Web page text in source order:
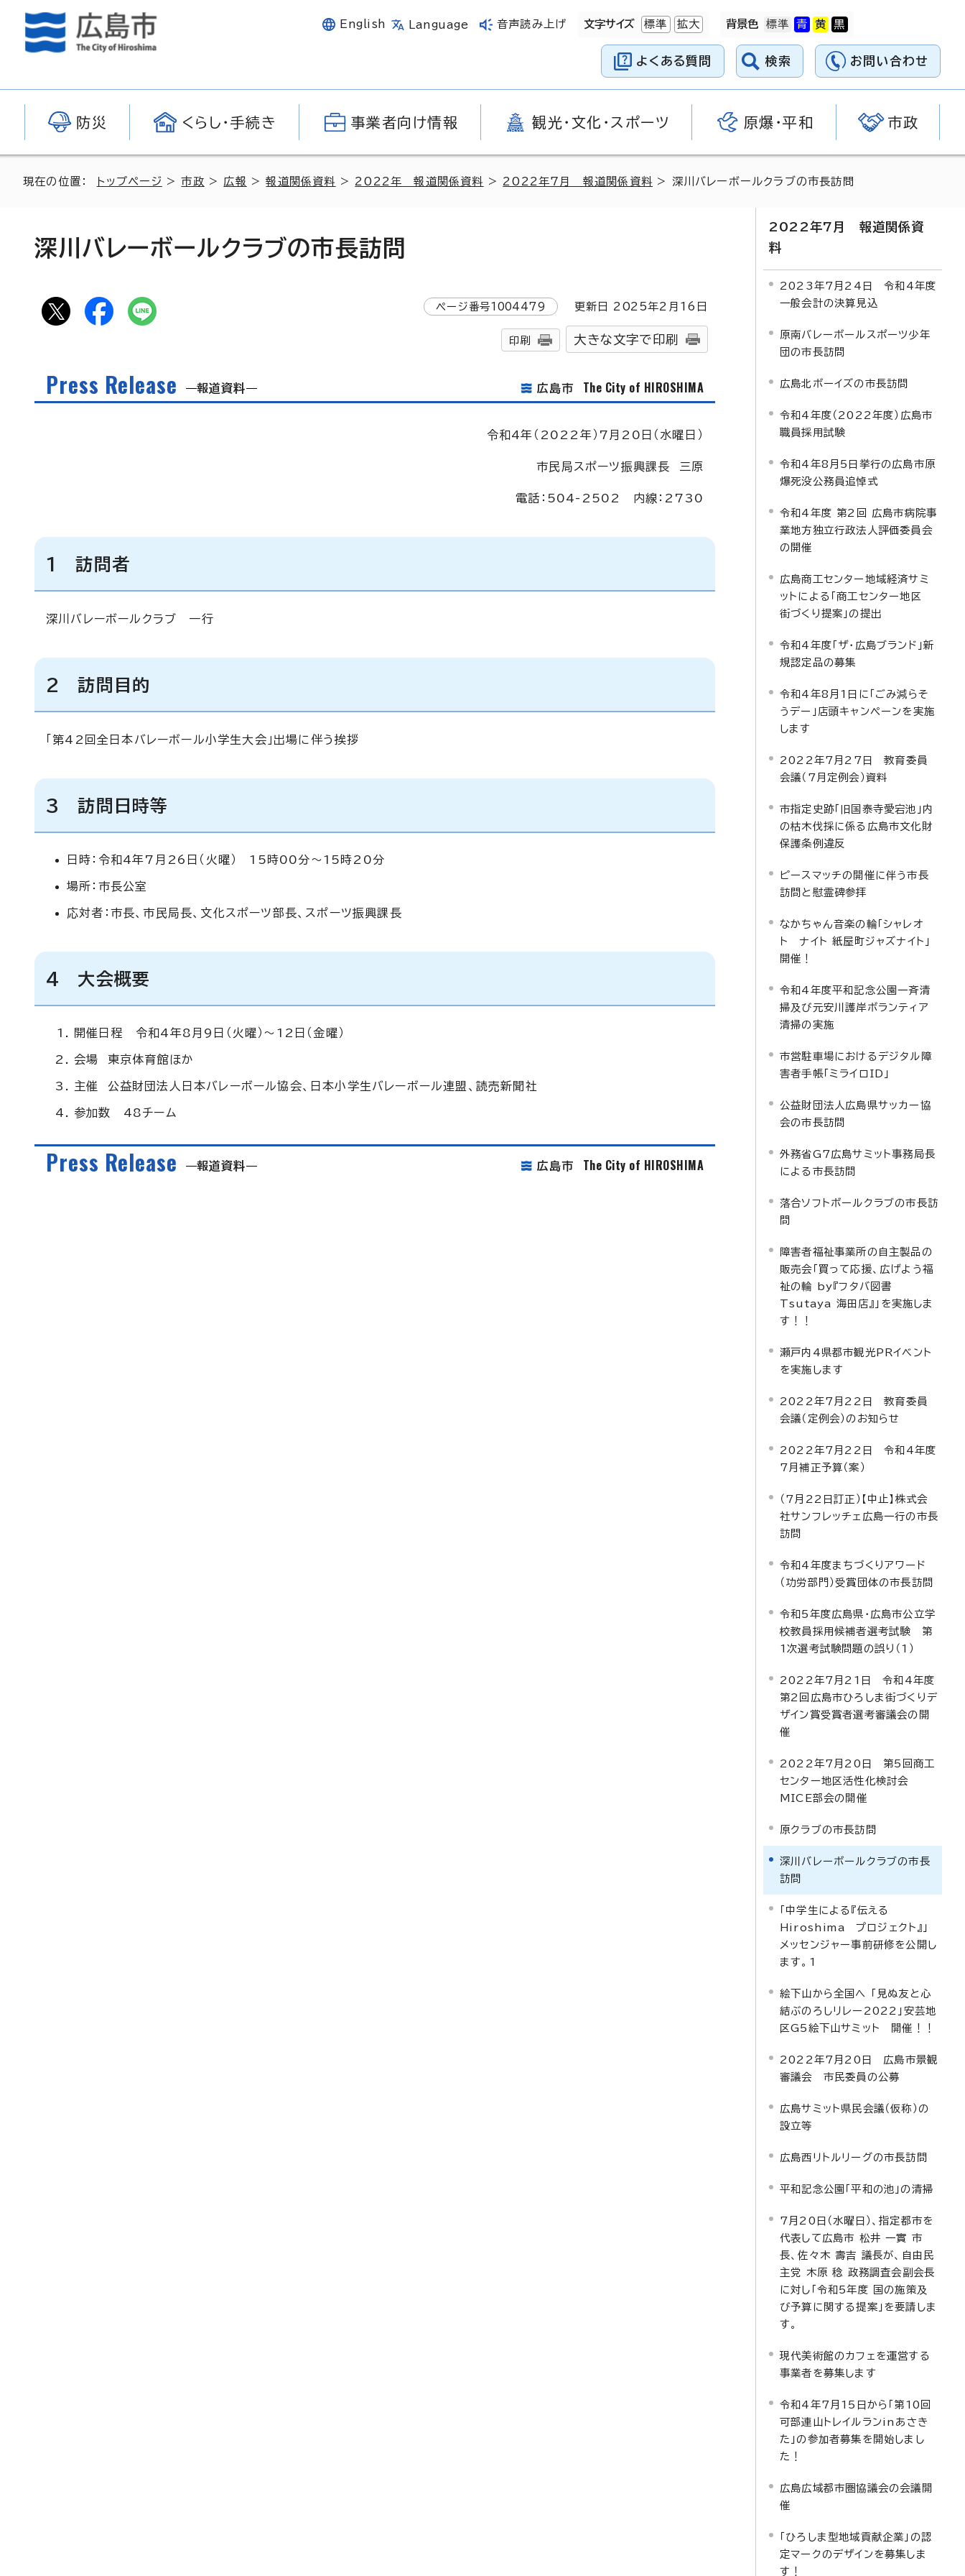
English Language 音声読み上げ 文字サイズ 標準 拡大 背景色
よくある質問 検索 お問い合わせ
防災 くらし・手続き 事業者向け情報 観光・文化・スポーツ 原爆・平和 市政
現在の位置： トップページ >市政 > 広報 >報道関係資料 > 2022年 報道関係資料 > 2022年7月 報道関係資料 > 深川バレーボールクラブの市長訪問
深川バレーボールクラブの市長訪問
ページ番号1004479 更新日 2025年2月 16 日
印刷 大きな文字で印刷
Press Release 報道資料 広島市 The City of HIROSHIMA
令和4年（2022年）7月20日（水曜日）
市民局スポーツ振興課長 三原
電話：504-2502 内線：2730
1 訪問者
深川バレーボールクラブ 一行
2 訪問目的
「第42回全日本バレーボール小学生大会」出場に伴う挨拶
3 訪問日時等
日時：令和4年7月26日（火曜） 15時00分～15時20分
場所：市長公室
応対者：市長、市民局長、文化スポーツ部長、スポーツ振興課長
4 大会概要
開催日程 令和4年8月9日（火曜）～12日（金曜）
会場 東京体育館ほか
主催 公益財団法人日本バレーボール協会、日本小学生バレーボール連盟、読売新聞社
参加数 48チーム
Press Release 報道資料 広島市 The City of HIROSHIMA
2022年7月 報道関係資
料
2023年7月24日 令和4年度
一般会計の決算見込
原南バレーボールスポーツ少年
団の市長訪問
広島北ボーイズの市長訪問
令和4年度（2022年度）広島市
職員採用試験
令和4年8月5日挙行の広島市原
爆死没公務員追悼式
令和4年度 第2回 広島市病院事
業地方独立行政法人評価委員会
の開催
広島商工センター地域経済サミ
ットによる「商工センター地区
街づくり提案」の提出
令和4年度「ザ・広島ブランド」新
規認定品の募集
令和4年8月1日に「ごみ減らそ
うデー」店頭キャンペーンを実施
します
2022年7月27日 教育委員
会議（7月定例会）資料
市指定史跡「旧国泰寺愛宕池」内
の枯木伐採に係る広島市文化財
保護条例違反
ピースマッチの開催に伴う市長
訪問と慰霊碑参拝
なかちゃん音楽の輪「シャレオ
ト ナイト 紙屋町ジャズナイト」
開催！
令和4年度平和記念公園一斉清
掃及び元安川護岸ボランティア
清掃の実施
市営駐車場におけるデジタル障
害者手帳「ミライロID」
公益財団法人広島県サッカー協
会の市長訪問
外務省G7広島サミット事務局長
による市長訪問
落合ソフトボールクラブの市長訪
問
障害者福祉事業所の自主製品の
販売会「買って応援、広げよう福
祉の輪 by『フタバ図書
Tsutaya 海田店』」を実施しま
す！！
瀬戸内4県都市観光PRイベント
を実施します
2022年7月22日 教育委員
会議（定例会）のお知らせ
2022年7月22日 令和4年度
7月補正予算（案）
（7月22日訂正）【中止】株式会
社サンフレッチェ広島一行の市長
訪問
令和4年度まちづくりアワード
（功労部門）受賞団体の市長訪問
令和5年度広島県・広島市公立学
校教員採用候補者選考試験 第
1次選考試験問題の誤り（1）
2022年7月21日 令和4年度
第2回広島市ひろしま街づくりデ
ザイン賞受賞者選考審議会の開
催
2022年7月20日 第5回商工
センター地区活性化検討会
MICE部会の開催
原クラブの市長訪問
深川バレーボールクラブの市長
訪問
「中学生による『伝える
Hiroshima プロジェクト』」
メッセンジャー事前研修を公開し
ます。1
絵下山から全国へ 「見ぬ友と心
結ぶのろしリレー2022」安芸地
区G5絵下山サミット 開催！！
2022年7月20日 広島市景観
審議会 市民委員の公募
広島サミット県民会議（仮称）の
設立等
広島西リトルリーグの市長訪問
平和記念公園「平和の池」の清掃
7月20日（水曜日）、指定都市を
代表して広島市 松井 一實 市
長、佐々木 壽吉 議長が、自由民
主党 木原 稔 政務調査会副会長
に対し「令和5年度 国の施策及
び予算に関する提案」を要請しま
す。
現代美術館のカフェを運営する
事業者を募集します
令和4年7月15日から「第10回
可部連山トレイルランinあさき
た」の参加者募集を開始しまし
た！
広島広域都市圏協議会の会議開
催
「ひろしま型地域貢献企業」の認
定マークのデザインを募集しま
す！